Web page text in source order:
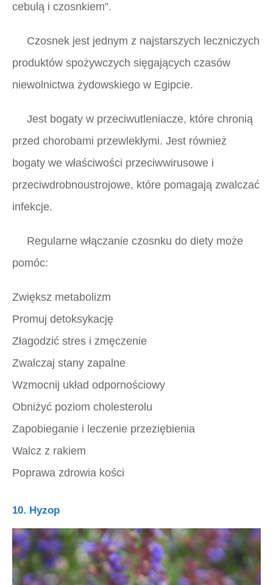
cebulą i czosnkiem”.
Czosnek jest jednym z najstarszych leczniczych
produktów spożywczych sięgających czasów
niewolnictwa żydowskiego w Egipcie.
Jest bogaty w przeciwutleniacze, które chronią
przed chorobami przewlekłymi. Jest również
bogaty we właściwości przeciwwirusowe i
przeciwdrobnoustrojowe, które pomagają zwalczać
infekcje.
Regularne włączanie czosnku do diety może
pomóc:
Zwiększ metabolizm
Promuj detoksykację
Złagodzić stres i zmęczenie
Zwalczaj stany zapalne
Wzmocnij układ odpornościowy
Obniżyć poziom cholesterolu
Zapobieganie i leczenie przeziębienia
Walcz z rakiem
Poprawa zdrowia kości
10. Hyzop